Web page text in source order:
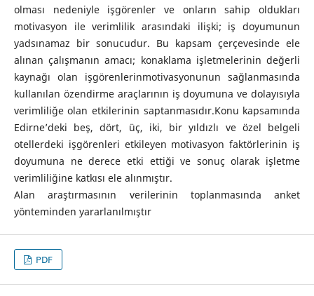
olması nedeniyle işgörenler ve onların sahip oldukları
motivasyon ile verimlilik arasındaki ilişki; iş doyumunun
yadsınamaz bir sonucudur. Bu kapsam çerçevesinde ele
alınan çalışmanın amacı; konaklama işletmelerinin değerli
kaynağı olan işgörenlerinmotivasyonunun sağlanmasında
kullanılan özendirme araçlarının iş doyumuna ve dolayısıyla
verimliliğe olan etkilerinin saptanmasıdır.Konu kapsamında
Edirne’deki beş, dört, üç, iki, bir yıldızlı ve özel belgeli
otellerdeki işgörenleri etkileyen motivasyon faktörlerinin iş
doyumuna ne derece etki ettiği ve sonuç olarak işletme
verimliliğine katkısı ele alınmıştır.
Alan araştırmasının verilerinin toplanmasında anket
yönteminden yararlanılmıştır
PDF